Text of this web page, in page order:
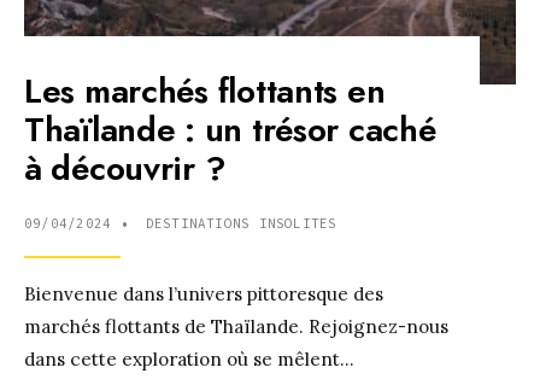
Les marchés flottants en
Thaïlande : un trésor caché
à découvrir ?
09/04/2024 • DESTINATIONS INSOLITES
Bienvenue dans l’univers pittoresque des
marchés flottants de Thaïlande. Rejoignez-nous
dans cette exploration où se mêlent...